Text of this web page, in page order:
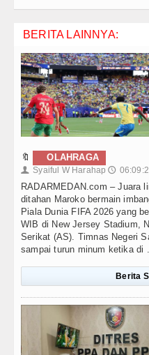
BERITA LAINNYA:
🔖 OLAHRAGA
👤 Syaiful W Harahap 🕔
RADARMEDAN.com – Juara
ditahan Maroko bermain
Piala Dunia FIFA 2026 yang
WIB di New Jersey Stadium,
Serikat (AS). Timnas Negeri
sampai turun minum ketika di .
Berita